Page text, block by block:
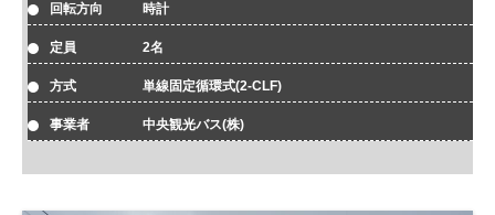
回転方向 時計
定員 2名
方式 単線固定循環式(2-CLF)
事業者 中央観光バス(株)